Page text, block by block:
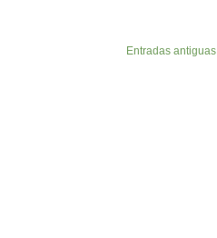
Entradas antiguas